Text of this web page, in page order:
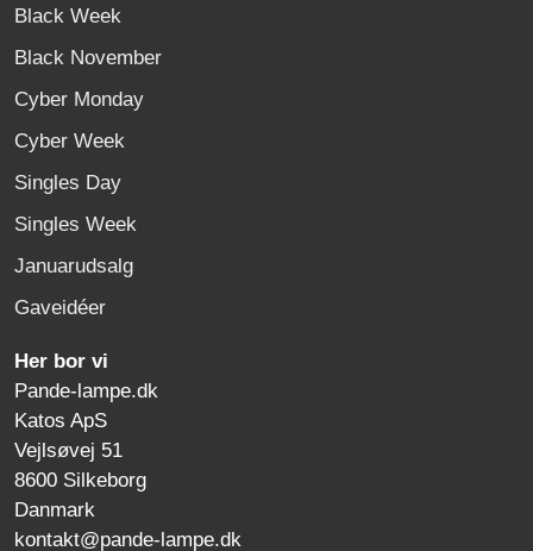
Black Week
Black November
Cyber Monday
Cyber Week
Singles Day
Singles Week
Januarudsalg
Gaveidéer
Her bor vi
Pande-lampe.dk
Katos ApS
Vejlsøvej 51
8600 Silkeborg
Danmark
kontakt@pande-lampe.dk